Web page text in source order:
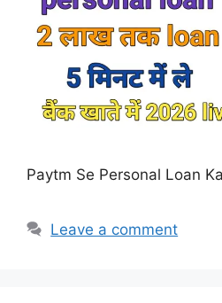
Paytm Se Personal Loan
Leave a comment